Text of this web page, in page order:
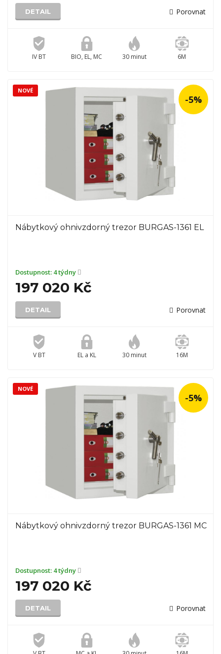
DETAIL Porovnat
IV BT BIO, EL, MC 30 minut 6M
Nábytkový ohnivzdorný trezor BURGAS-1361 EL
Dostupnost: 4 týdny
197 020 Kč
DETAIL Porovnat
V BT EL a KL 30 minut 16M
NOVÉ
-5%
Nábytkový ohnivzdorný trezor BURGAS-1361 MC
Dostupnost: 4 týdny
197 020 Kč
DETAIL Porovnat
NOVÉ
-5%